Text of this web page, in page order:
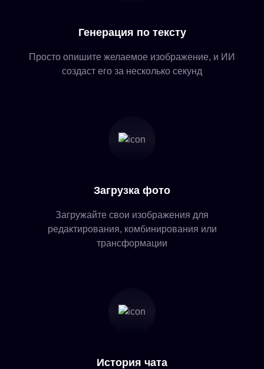
Генерация по тексту
Просто опишите желаемое изображение, и ИИ
создаст его за несколько секунд
Загрузка фото
Загружайте свои изображения для
редактирования, комбинирования или
трансформации
История чата